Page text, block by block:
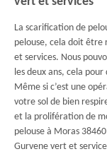
La scarification de
pelouse, cela doit être
et services. Nous
les deux ans, cela
Même si c’est une
votre sol de bien
et la prolifération de
pelouse à Moras
Gurvene vert et